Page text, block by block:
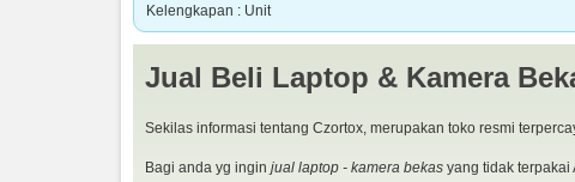
Kelengkapan : Unit
fisik 93% pemakaian wajar / mesin normal semua
Kelengkapan : Unit
Jual Beli Laptop & Kamera
Sekilas informasi tentang Czortox, merupakan toko resmi
Bagi anda yg ingin jual laptop - kamera bekasyang tidak terpakai